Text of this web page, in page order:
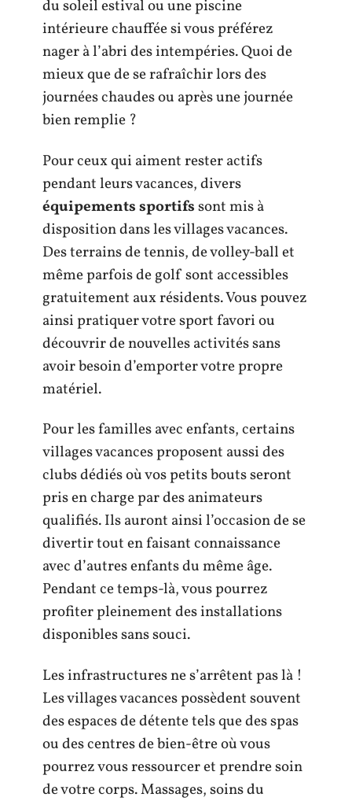
du soleil estival ou une piscine
intérieure chauffée si vous préférez
nager à l’abri des intempéries. Quoi de
mieux que de se rafraîchir lors des
journées chaudes ou après une journée
bien remplie ?
Pour ceux qui aiment rester actifs
pendant leurs vacances, divers
équipements sportifssont mis à
disposition dans les villages vacances.
Des terrains de tennis, de volley-ball et
même parfois de golf sont accessibles
gratuitement aux résidents. Vous pouvez
ainsi pratiquer votre sport favori ou
découvrir de nouvelles activités sans
avoir besoin d’emporter votre propre
matériel.
Pour les familles avec enfants, certains
villages vacances proposent aussi des
clubs dédiés où vos petits bouts seront
pris en charge par des animateurs
qualifiés. Ils auront ainsi l’occasion de se
divertir tout en faisant connaissance
avec d’autres enfants du même âge.
Pendant ce temps-là, vous pourrez
profiter pleinement des installations
disponibles sans souci.
Les infrastructures ne s’arrêtent pas là !
Les villages vacances possèdent souvent
des espaces de détente tels que des spas
ou des centres de bien-être où vous
pourrez vous ressourcer et prendre soin
de votre corps. Massages, soins du